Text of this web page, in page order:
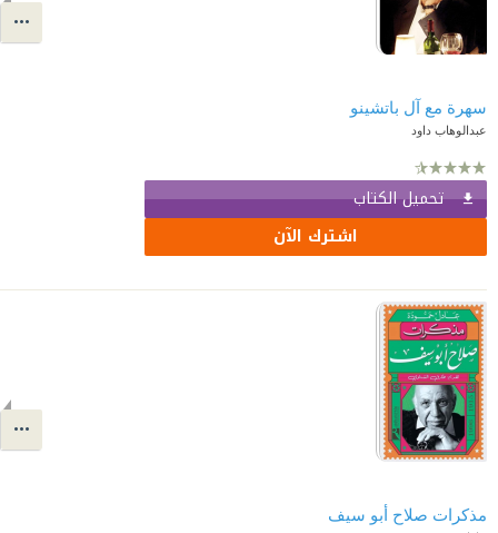
سهرة مع آل باتشينو
عبدالوهاب داود
تحميل الكتاب
اشترك الآن
مذكرات صلاح أبو سيف